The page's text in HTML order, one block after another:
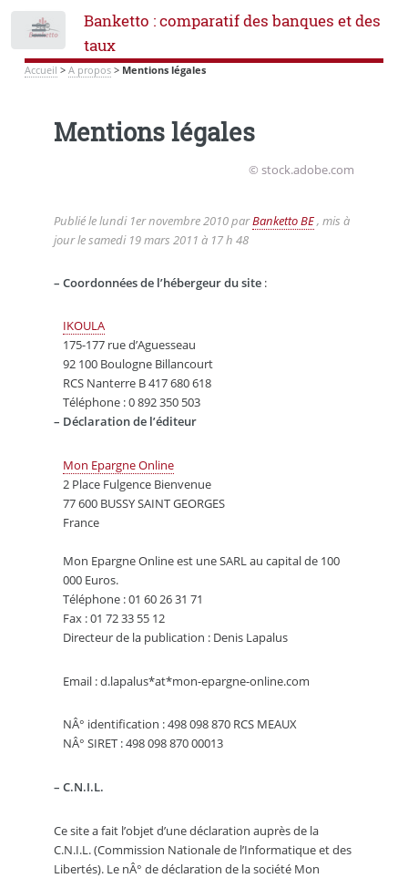
Banketto : comparatif des banques et des
taux
Accueil > A propos> Mentions légales
Mentions légales
© stock.adobe.com
Publié lelundi 1er novembre 2010parBanketto BE, mis à
jour lesamedi 19 mars 2011 à 17 h 48
– Coordonnées de l’hébergeur du site:
IKOULA
175-177 rue d’Aguesseau
92 100 Boulogne Billancourt
RCS Nanterre B 417 680 618
Téléphone : 0 892 350 503
– Déclaration de l’éditeur
Mon Epargne Online
2 Place Fulgence Bienvenue
77 600 BUSSY SAINT GEORGES
France
Mon Epargne Online est une SARL au capital de 100
000 Euros.
Téléphone : 01 60 26 31 71
Fax : 01 72 33 55 12
Directeur de la publication : Denis Lapalus
Email : d.lapalus*at*mon-epargne-online.com
NÂ° identification : 498 098 870 RCS MEAUX
NÂ° SIRET : 498 098 870 00013
– C.N.I.L.
Ce site a fait l’objet d’une déclaration auprès de la
C.N.I.L. (Commission Nationale de l’Informatique et des
Libertés). Le nÂ° de déclaration de la société Mon